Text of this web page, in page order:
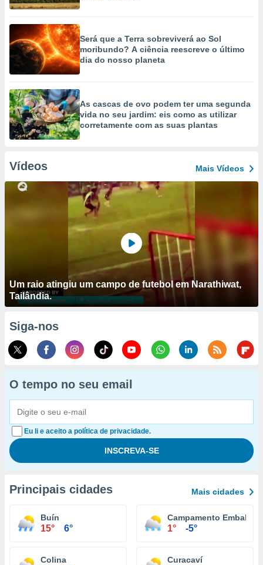
Será que a Terra sobreviverá ao Sol
moribundo? A ciência reescreve o último
dia do nosso planeta
As cascas de ovo podem ter uma segunda
vida no seu jardim: eis como as utilizar
corretamente com as suas plantas
Vídeos Mais Vídeos
Um raio atingiu um campo de futebol em Narathiwat,
Tailândia.
Siga-nos
O tempo no seu email
Eu li e aceito a política de privacidade.
Principais cidades Mais cidades
Buín
15° 6°
Campamento Embalse
1° -5°
Colina Curacaví